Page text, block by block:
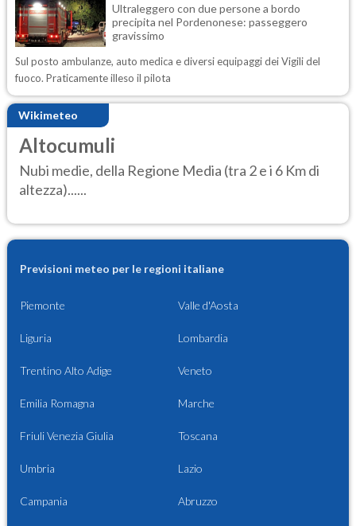
Ultraleggero con due persone a bordo
precipita nel Pordenonese: passeggero
gravissimo
Sul posto ambulanze, auto medica e diversi equipaggi dei Vigili del
fuoco. Praticamente illeso il pilota
Wikimeteo
Altocumuli
Nubi medie, della Regione Media (tra 2 e i 6 Km di
altezza)......
Previsioni meteo per le regioni italiane
Piemonte Valle d'Aosta
Liguria Lombardia
Trentino Alto Adige Veneto
Emilia Romagna Marche
Friuli Venezia Giulia Toscana
Umbria Lazio
Campania Abruzzo